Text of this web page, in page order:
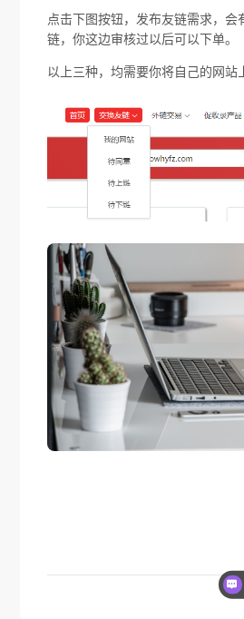
点击下图按钮，发布友链需求，会
链，你这边审核过以后可以下单。
以上三种，均需要你将自己的网站